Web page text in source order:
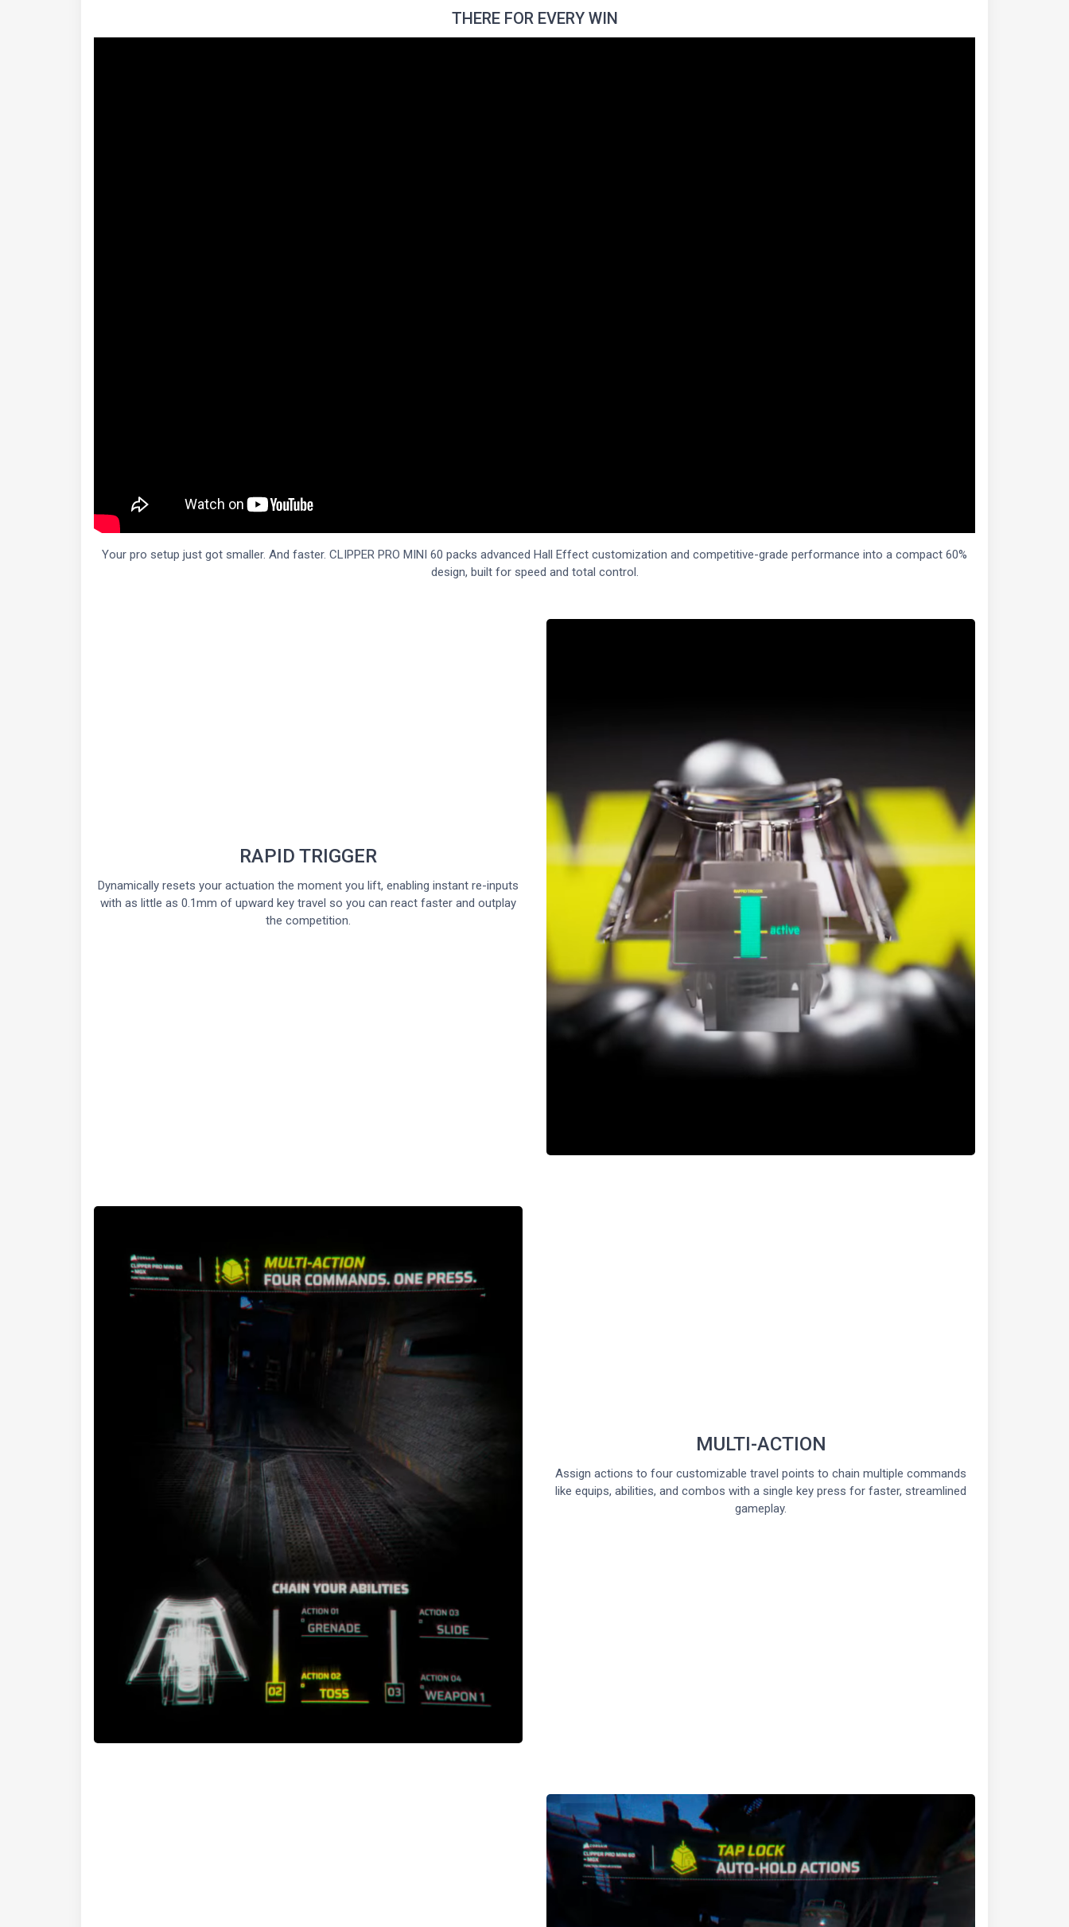
THERE FOR EVERY WIN
Your pro setup just got smaller. And faster. CLIPPER PRO MINI 60 packs advanced Hall Effect customization and competitive-grade performance into a compact 60%
design, built for speed and total control.
RAPID TRIGGER
Dynamically resets your actuation the moment you lift, enabling instant re-inputs
with as little as 0.1mm of upward key travel so you can react faster and outplay
the competition.
MULTI-ACTION
Assign actions to four customizable travel points to chain multiple commands
like equips, abilities, and combos with a single key press for faster, streamlined
gameplay.